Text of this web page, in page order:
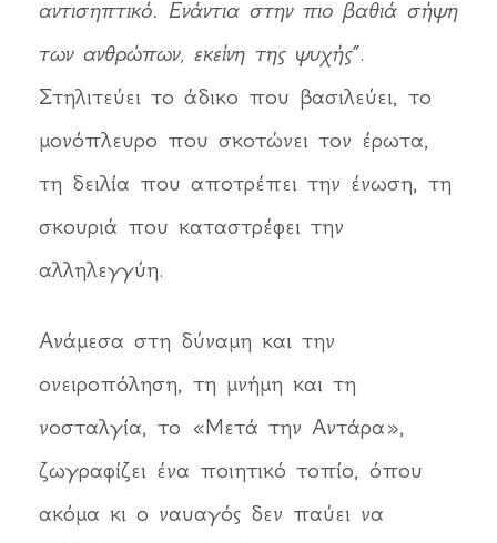
αντισηπτικό. Ενάντια στην πιο βαθιά σήψη
των ανθρώπων, εκείνη της ψυχής”.
Στηλιτεύει το άδικο που βασιλεύει, το
μονόπλευρο που σκοτώνει τον έρωτα,
τη δειλία που αποτρέπει την ένωση, τη
σκουριά που καταστρέφει την
αλληλεγγύη.
Ανάμεσα στη δύναμη και την
ονειροπόληση, τη μνήμη και τη
νοσταλγία, το «Μετά την Αντάρα»,
ζωγραφίζει ένα ποιητικό τοπίο, όπου
ακόμα κι ο ναυαγός δεν παύει να